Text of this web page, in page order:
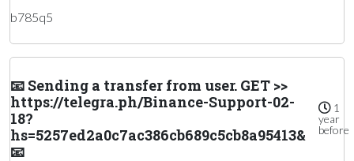
b785q5
📧 Sending a transfer from user. GЕТ >>
https://telegra.ph/Binance-Support-02-
18?
hs=5257ed2a0c7ac386cb689c5cb8a95413&
📧
1
year
before